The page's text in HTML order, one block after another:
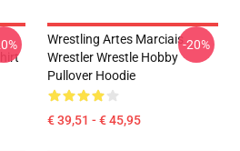
Wrestling Artes Marciais
Wrestler Wrestle Hobby
Pullover Hoodie
€ 39,51 - € 45,95
-20%